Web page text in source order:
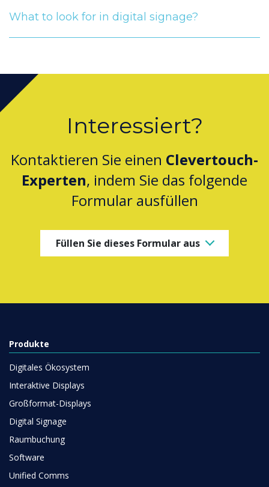
What to look for in digital signage?
Interessiert?
Kontaktieren Sie einen Clevertouch-
Experten, indem Sie das folgende
Formular ausfüllen
Füllen Sie dieses Formular aus
Produkte
Digitales Ökosystem
Interaktive Displays
Großformat-Displays
Digital Signage
Raumbuchung
Software
Unified Comms